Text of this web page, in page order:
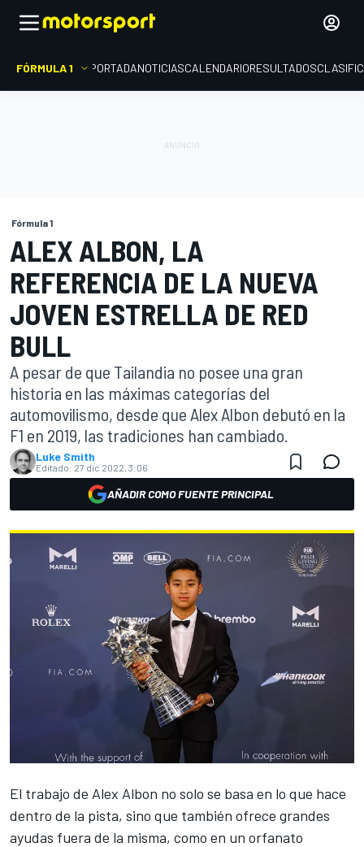
FÓRMULA 1 PORTADANOTICIASCALENDARIORESULTADOS
Fórmula 1
ALEX ALBON, LA
REFERENCIA DE LA NUEVA
JOVEN ESTRELLA DE RED
BULL
A pesar de que Tailandia no posee una gran
historia en las máximas categorías del
automovilismo, desde que Alex Albon debutó en la
F1 en 2019, las tradiciones han cambiado.
Luke Smith
Editado: 27 dic 2022, 3:06
AÑADIR COMO FUENTE PRINCIPAL
El trabajo de Alex Albon no solo se basa en lo que hace
dentro de la pista, sino que también ofrece grandes
ayudas fuera de la misma, como en un orfanato